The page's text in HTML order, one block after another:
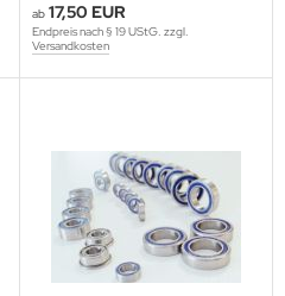
ab 17,50 EUR
Endpreis nach § 19 UStG. zzgl.
Versandkosten